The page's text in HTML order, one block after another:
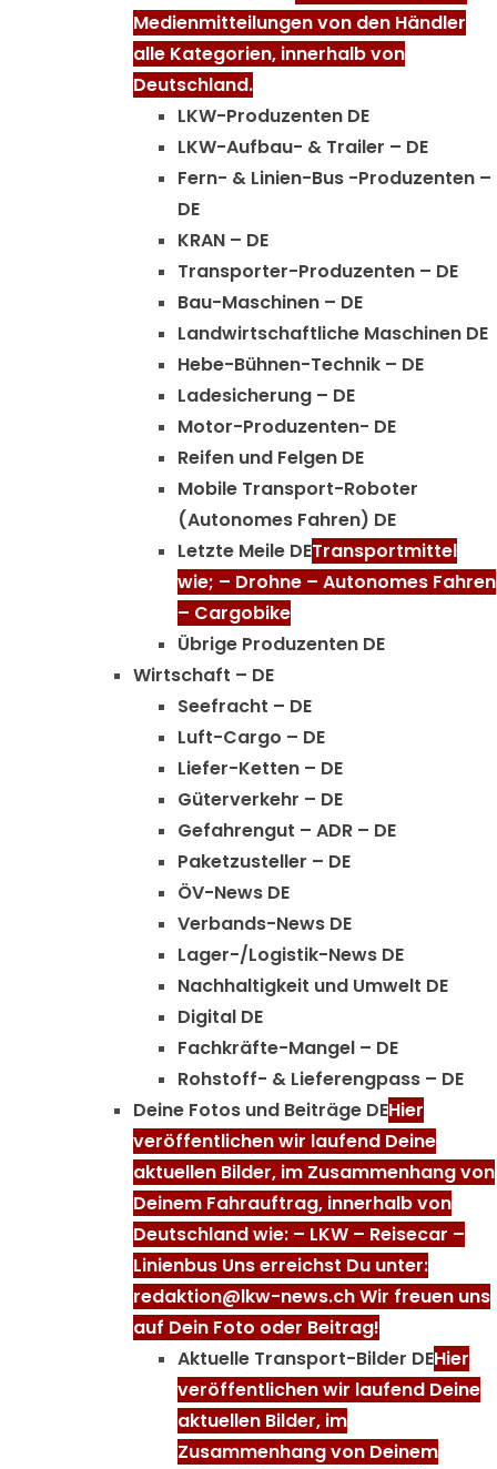
Medienmitteilungen von den Händler
alle Kategorien, innerhalb von
Deutschland.
LKW-Produzenten DE
LKW-Aufbau- & Trailer – DE
Fern- & Linien-Bus -Produzenten –
DE
KRAN – DE
Transporter-Produzenten – DE
Bau-Maschinen – DE
Landwirtschaftliche Maschinen DE
Hebe-Bühnen-Technik – DE
Ladesicherung – DE
Motor-Produzenten- DE
Reifen und Felgen DE
Mobile Transport-Roboter
(Autonomes Fahren) DE
Letzte Meile DETransportmittel
wie; – Drohne – Autonomes Fahren
– Cargobike
Übrige Produzenten DE
Wirtschaft – DE
Seefracht – DE
Luft-Cargo – DE
Liefer-Ketten – DE
Güterverkehr – DE
Gefahrengut – ADR – DE
Paketzusteller – DE
ÖV-News DE
Verbands-News DE
Lager-/Logistik-News DE
Nachhaltigkeit und Umwelt DE
Digital DE
Fachkräfte-Mangel – DE
Rohstoff- & Lieferengpass – DE
Deine Fotos und Beiträge DEHier
veröffentlichen wir laufend Deine
aktuellen Bilder, im Zusammenhang von
Deinem Fahrauftrag, innerhalb von
Deutschland wie: – LKW – Reisecar –
Linienbus Uns erreichst Du unter:
redaktion@lkw-news.ch Wir freuen uns
auf Dein Foto oder Beitrag!
Aktuelle Transport-Bilder DEHier
veröffentlichen wir laufend Deine
aktuellen Bilder, im
Zusammenhang von Deinem